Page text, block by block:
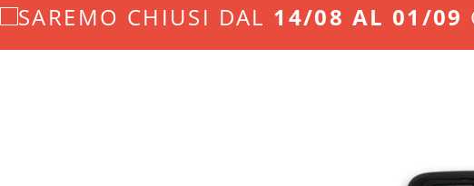
SAREMO CHIUSI DAL 14/08 AL 01/09